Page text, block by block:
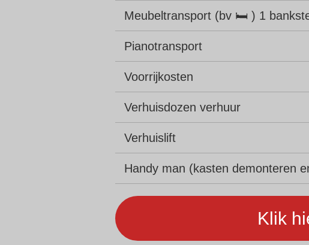
Meubeltransport (bv 🛏 ) 1
Pianotransport
Voorrijkosten
Verhuisdozen verhuur
Verhuislift
Handy man (kasten demonteren
Klik